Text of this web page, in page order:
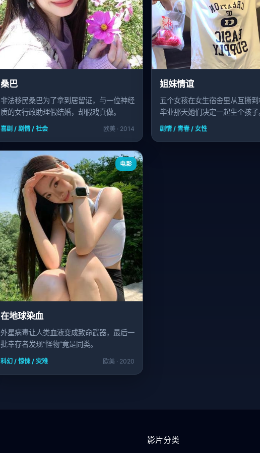
桑巴
非法移民桑巴为了拿到居留证，与一位神经
质的女行政助理假结婚，却假戏真做。
喜剧 / 剧情 / 社会 欧美 · 2014
姐妹情谊
五个女孩在女生宿舍里从互撕
毕业那天她们决定一起生个孩子
剧情 / 青春 / 女性
电影
在地球染血
外星病毒让人类血液变成致命武器，最后一
批幸存者发现“怪物”竟是同类。
科幻 / 惊悚 / 灾难 欧美 · 2020
影片分类